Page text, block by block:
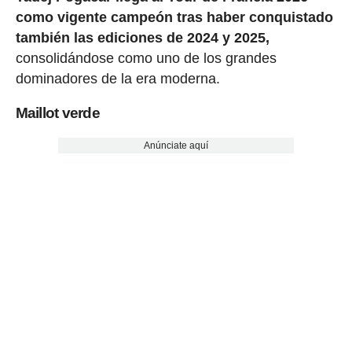
como vigente campeón tras haber conquistado
también las ediciones de 2024 y 2025,
consolidándose como uno de los grandes
dominadores de la era moderna.
Maillot verde
Anúnciate aquí